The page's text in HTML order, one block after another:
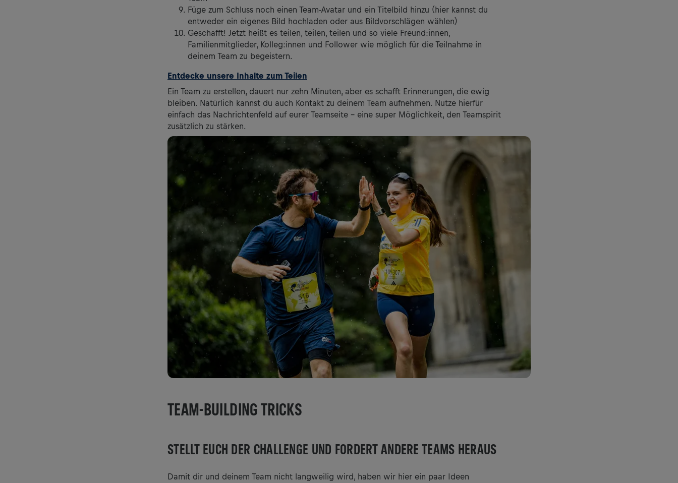
Füge zum Schluss noch einen Team-Avatar und ein Titelbild hinzu (hier kannst du
entweder ein eigenes Bild hochladen oder aus Bildvorschlägen wählen)
Geschafft! Jetzt heißt es teilen, teilen, teilen und so viele Freund:innen,
Familienmitglieder, Kolleg:innen und Follower wie möglich für die Teilnahme in
deinem Team zu begeistern.
Entdecke unsere Inhalte zum Teilen
Ein Team zu erstellen, dauert nur zehn Minuten, aber es schafft Erinnerungen, die ewig
bleiben. Natürlich kannst du auch Kontakt zu deinem Team aufnehmen. Nutze hierfür
einfach das Nachrichtenfeld auf eurer Teamseite – eine super Möglichkeit, den Teamspirit
zusätzlich zu stärken.
TEAM-BUILDING TRICKS
STELLT EUCH DER CHALLENGE UND FORDERT ANDERE TEAMS HERAUS
Damit dir und deinem Team nicht langweilig wird, haben wir hier ein paar Ideen